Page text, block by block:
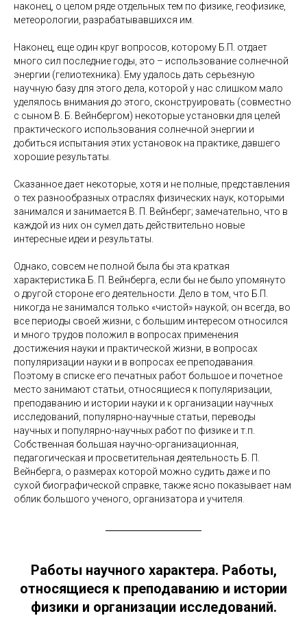
наконец, о целом ряде отдельных тем по физике, геофизике,
метеорологии, разрабатывавшихся им.
Наконец, еще один круг вопросов, которому Б.П. отдает
много сил последние годы, это – использование солнечной
энергии (гелиотехника). Ему удалось дать серьезную
научную базу для этого дела, которой у нас слишком мало
уделялось внимания до этого, сконструировать (совместно
с сыном В. Б. Вейнбергом) некоторые установки для целей
практического использования солнечной энергии и
добиться испытания этих установок на практике, давшего
хорошие результаты.
Сказанное дает некоторые, хотя и не полные, представления
о тех разнообразных отраслях физических наук, которыми
занимался и занимается В. П. Вейнберг; замечательно, что в
каждой из них он сумел дать действительно новые
интересные идеи и результаты.
Однако, совсем не полной была бы эта краткая
характеристика Б. П. Вейнберга, если бы не было упомянуто
о другой стороне его деятельности. Дело в том, что Б.П.
никогда не занимался только «чистой» наукой; он всегда, во
все периоды своей жизни, с большим интересом относился
и много трудов положил в вопросах применения
достижения науки и практической жизни, в вопросах
популяризации науки и в вопросах ее преподавания.
Поэтому в списке его печатных работ большое и почетное
место занимают статьи, относящиеся к популяризации,
преподаванию и истории науки и к организации научных
исследований, популярно-научные статьи, переводы
научных и популярно-научных работ по физике и т.п.
Собственная большая научно-организационная,
педагогическая и просветительная деятельность Б. П.
Вейнберга, о размерах которой можно судить даже и по
сухой биографической справке, также ясно показывает нам
облик большого ученого, организатора и учителя.
Работы научного характера. Работы,
относящиеся к преподаванию и истории
физики и организации исследований.